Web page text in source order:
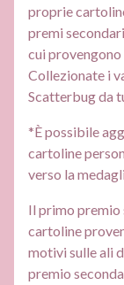
proprie
premi
cui
Collezionate i
Scatterbug da
*È possibile
cartoline
verso la
Il primo premio
cartoline
motivi sulle ali
premio